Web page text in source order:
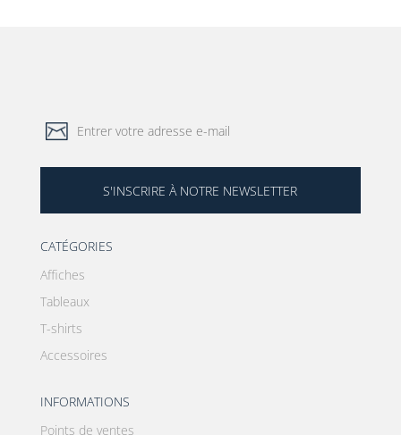
S'INSCRIRE À NOTRE NEWSLETTER
CATÉGORIES
Affiches
Tableaux
T-shirts
Accessoires
INFORMATIONS
Points de ventes